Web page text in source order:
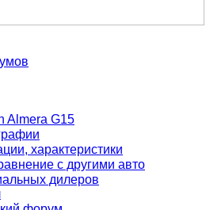
Almera G15
характеристики
с другими авто
дилеров